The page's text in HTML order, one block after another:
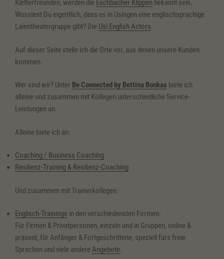
Kletterfreunden, werden die Eschbacher Klippen bekannt sein.
Wusstest Du eigentlich, dass es in Usingen eine englischsprachige
Laientheatergruppe gibt? Die Usi English Actors.
Auf dieser Seite stelle ich die Orte vor, aus denen unsere Kunden
kommen.
Wer sind wir? Unter Be Connected by Bettina Bonkas biete ich
alleine und zusammen mit Kollegen unterschiedliche Service-
Leistungen an.
Alleine biete ich an:
Coaching / Business Coaching
Resilienz-Training & Resilienz-Coaching
Und zusammen mit Trainerkollegen:
Englisch-Trainings in den verschiedensten Formen:
Für Firmen & Privatpersonen, einzeln und in Gruppen, online &
präsent, für Anfänger & Fortgeschrittene, speziell fürs freie
Sprechen und viele andere Angebote.